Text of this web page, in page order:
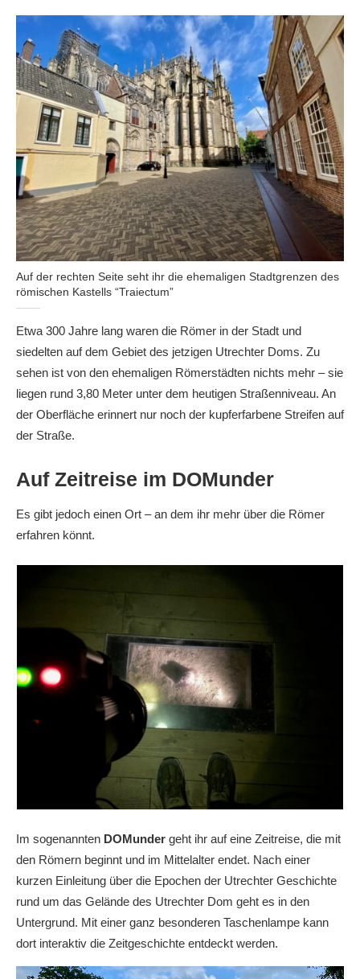
Auf der rechten Seite seht ihr die ehemaligen Stadtgrenzen des
römischen Kastells “Traiectum”
Etwa 300 Jahre lang waren die Römer in der Stadt und
siedelten auf dem Gebiet des jetzigen Utrechter Doms. Zu
sehen ist von den ehemaligen Römerstädten nichts mehr – sie
liegen rund 3,80 Meter unter dem heutigen Straßenniveau. An
der Oberfläche erinnert nur noch der kupferfarbene Streifen auf
der Straße.
Auf Zeitreise im DOMunder
Es gibt jedoch einen Ort – an dem ihr mehr über die Römer
erfahren könnt.
Im sogenannten DOMunder geht ihr auf eine Zeitreise, die mit
den Römern beginnt und im Mittelalter endet. Nach einer
kurzen Einleitung über die Epochen der Utrechter Geschichte
rund um das Gelände des Utrechter Dom geht es in den
Untergrund. Mit einer ganz besonderen Taschenlampe kann
dort interaktiv die Zeitgeschichte entdeckt werden.